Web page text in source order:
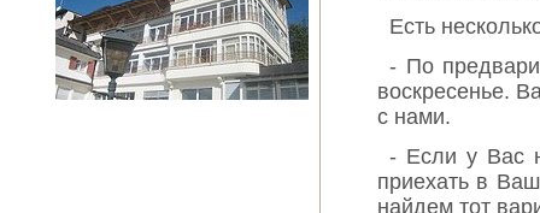
Есть
- По
воскресенье.
с нами.
- Если у Вас
приехать в
найдем тот